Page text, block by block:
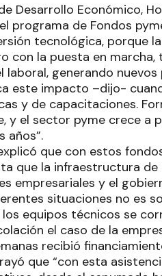
Desarrollo Económico,
programa de Fondos
tecnológica, porque
con la puesta en
laboral, generando
este impacto –dijo-
y de capacitaciones.
y el sector pyme crece a
años”.
que con estos
que la infraestructura
empresariales y el
situaciones no es
equipos técnicos se
el caso de la
recibió
que “con esta